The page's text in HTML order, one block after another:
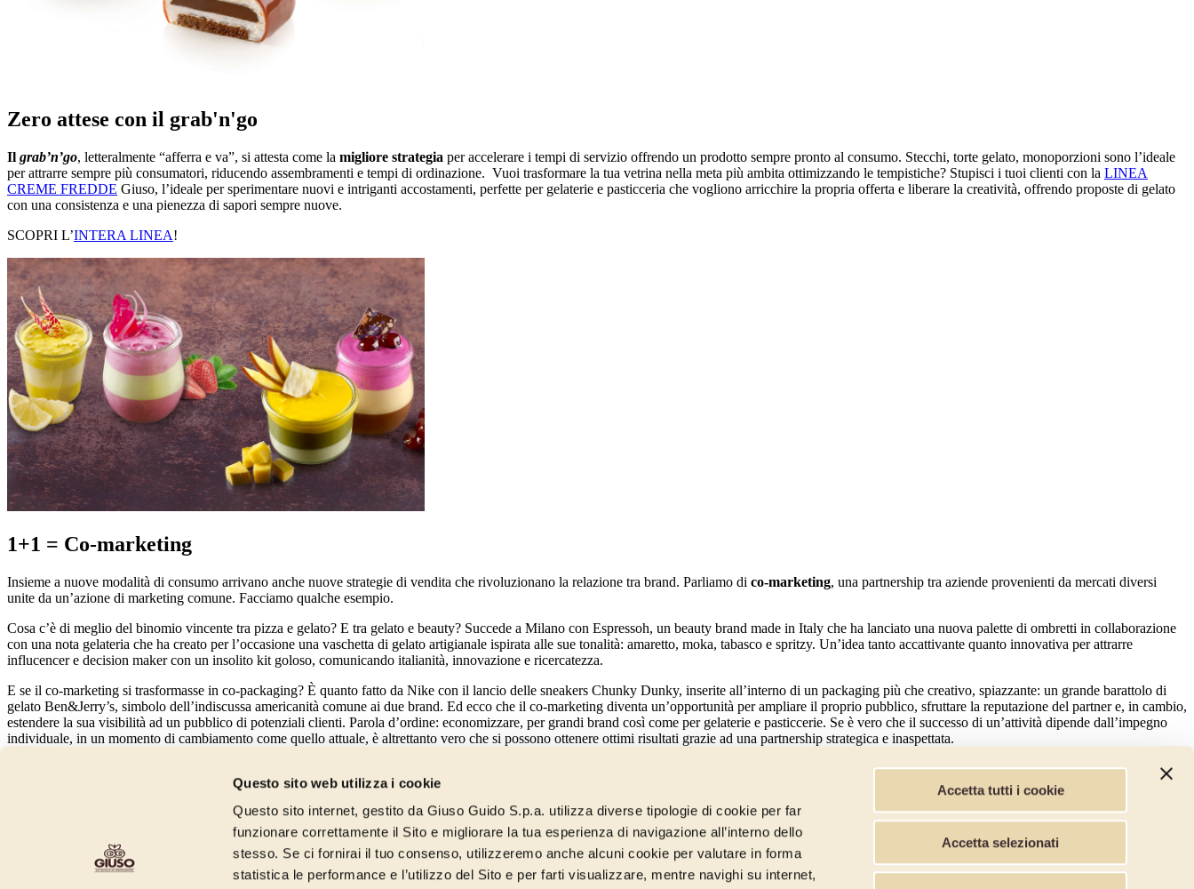
Questo sito web utilizza i cookie
Questo sito internet, gestito da Giuso Guido S.p.a. utilizza diverse tipologie di cookie per far
funzionare correttamente il Sito e migliorare la tua esperienza di navigazione all’interno dello
stesso. Se ci fornirai il tuo consenso, utilizzeremo anche alcuni cookie per valutare in forma
statistica le performance e l’utilizzo del Sito e per farti visualizzare, mentre navighi su internet,
Accetta tutti i cookie
Accetta selezionati
Zero attese con il grab'n'go
Il grab’n’go, letteralmente “afferra e va”, si attesta come la migliore strategia per accelerare i tempi di servizio offrendo un prodotto sempre pronto al consumo. Stecchi, torte gelato, monoporzioni sono l’ideale
per attrarre sempre più consumatori, riducendo assembramenti e tempi di ordinazione. Vuoi trasformare la tua vetrina nella meta più ambita ottimizzando le tempistiche? Stupisci i tuoi clienti con la LINEA
CREME FREDDE Giuso, l’ideale per sperimentare nuovi e intriganti accostamenti, perfette per gelaterie e pasticceria che vogliono arricchire la propria offerta e liberare la creatività, offrendo proposte di gelato
con una consistenza e una pienezza di sapori sempre nuove.
SCOPRI L’INTERA LINEA!
1+1 = Co-marketing
Insieme a nuove modalità di consumo arrivano anche nuove strategie di vendita che rivoluzionano la relazione tra brand. Parliamo di co-marketing, una partnership tra aziende provenienti da mercati diversi
unite da un’azione di marketing comune. Facciamo qualche esempio.
Cosa c’è di meglio del binomio vincente tra pizza e gelato? E tra gelato e beauty? Succede a Milano con Espressoh, un beauty brand made in Italy che ha lanciato una nuova palette di ombretti in collaborazione
con una nota gelateria che ha creato per l’occasione una vaschetta di gelato artigianale ispirata alle sue tonalità: amaretto, moka, tabasco e spritzy. Un’idea tanto accattivante quanto innovativa per attrarre
influcencer e decision maker con un insolito kit goloso, comunicando italianità, innovazione e ricercatezza.
E se il co-marketing si trasformasse in co-packaging? È quanto fatto da Nike con il lancio delle sneakers Chunky Dunky, inserite all’interno di un packaging più che creativo, spiazzante: un grande barattolo di
gelato Ben&Jerry’s, simbolo dell’indiscussa americanità comune ai due brand. Ed ecco che il co-marketing diventa un’opportunità per ampliare il proprio pubblico, sfruttare la reputazione del partner e, in cambio,
estendere la sua visibilità ad un pubblico di potenziali clienti. Parola d’ordine: economizzare, per grandi brand così come per gelaterie e pasticcerie. Se è vero che il successo di un’attività dipende dall’impegno
individuale, in un momento di cambiamento come quello attuale, è altrettanto vero che si possono ottenere ottimi risultati grazie ad una partnership strategica e inaspettata.
Iscriviti alla newsletter e scopri le ultime novità e i contenuti realizzati in esclusiva.
* Dichiaro di aver preso visione dellainformativa privacy * Presto il consenso al trattamento dei dati per l'iscrizione alla newsletter Presto il consenso al trattamento dei dati per l'invio di informative